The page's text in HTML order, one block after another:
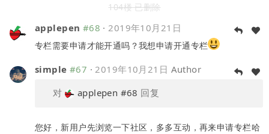
104楼 已删除
applepen #68 ·2019年10月21日
专栏需要申请才能开通吗？我想申请开通专栏
simple #67 ·2019年10月21日 Author
对
applepen #68 回复
您好，新用户先浏览一下社区，多多互动，再来申请专栏哈